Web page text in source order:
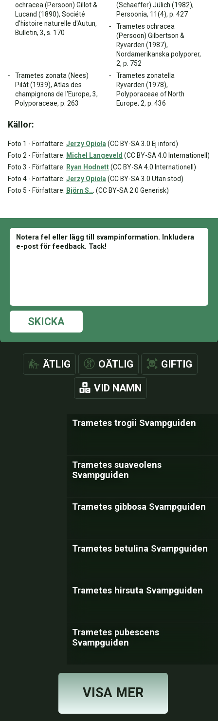
ochracea (Persoon) Gillot &
Lucand (1890), Société
d'histoire naturelle d'Autun,
Bulletin, 3, s. 170
(Schaeffer) Jülich (1982),
Persoonia, 11(4), p. 427
Trametes ochracea
(Persoon) Gilbertson &
Ryvarden (1987),
Nordamerikanska polyporer,
2, p. 752
Trametes zonata (Nees)
Pilát (1939), Atlas des
champignons de l'Europe, 3,
Polyporaceae, p. 263
Trametes zonatella
Ryvarden (1978),
Polyporaceae of North
Europe, 2, p. 436
Källor:
Foto 1 - Författare: Jerzy Opioła (CC BY-SA 3.0 Ej införd)
Foto 2 - Författare: Michel Langeveld (CC BY-SA 4.0 Internationell)
Foto 3 - Författare: Ryan Hodnett(CC BY-SA 4.0 Internationell)
Foto 4 - Författare: Jerzy Opioła (CC BY-SA 3.0 Utan stöd)
Foto 5 - Författare: Björn S.. . (CC BY-SA 2.0 Generisk)
SKICKA
ÄTLIG OÄTLIG GIFTIG
VID NAMN
Trametes trogii Svampguiden
Trametes suaveolens
Svampguiden
Trametes gibbosa Svampguiden
Trametes betulina Svampguiden
Trametes hirsuta Svampguiden
Trametes pubescens
Svampguiden
VISA MER